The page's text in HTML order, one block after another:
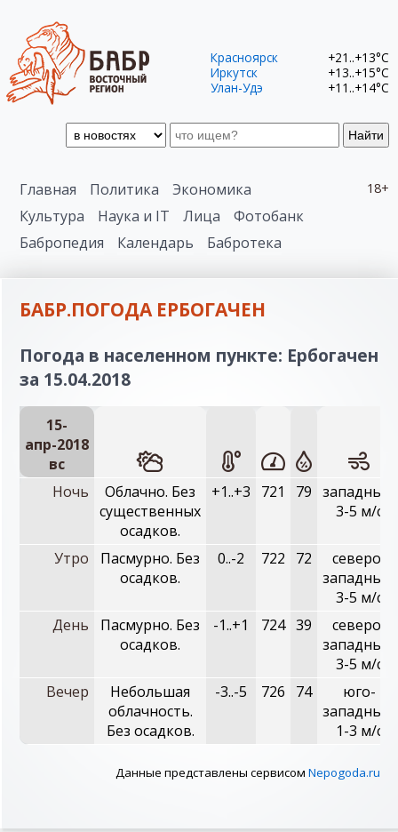
Найти
Красноярск
+21..+13°C
Иркутск
+13..+15°C
Улан-Удэ
+11..+14°C
18+
Главная Политика
Экономика
Культура
Наука и IT Лица
Фотобанк
Бабропедия
Календарь Бабротека
БАБР.ПОГОДА ЕРБОГАЧЕН
Погода в населенном пункте: Ербогачен
за 15.04.2018
15-
апр-2018
вc
Ночь
Облачно. Без
существенных
осадков.
+1..+3 721 79 западный,
3-5 м/с
Утро
Пасмурно. Без
осадков.
0..-2 722 72
северо-
западный,
3-5 м/с
День
Пасмурно. Без
осадков.
-1..+1 724 39
северо-
западный,
3-5 м/с
Вечер
Небольшая
облачность.
Без осадков.
-3..-5 726 74
юго-
западный,
1-3 м/с
Данные представлены сервисом Nepogoda.ru